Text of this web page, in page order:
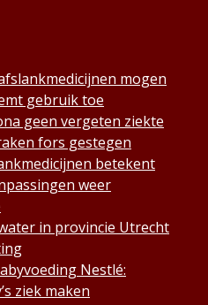
mogen
gebruik toe
geen vergeten ziekte
fors gestegen
betekent
weer
in provincie Utrecht
Nestlé:
ziek maken